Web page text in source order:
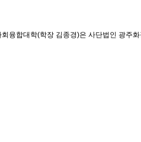
융합대학(학장 김종경)은 사단법인 광주화